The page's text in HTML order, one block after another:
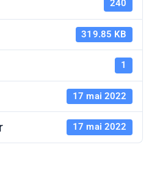
240
319.85 KB
1
17 mai 2022
17 mai 2022